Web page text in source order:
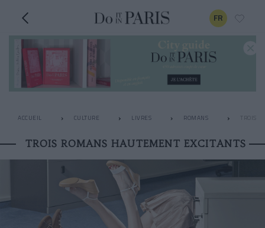
FR
ACCUEIL CULTURE LIVRES ROMANS TROIS
TROIS ROMANS HAUTEMENT EXCITANTS